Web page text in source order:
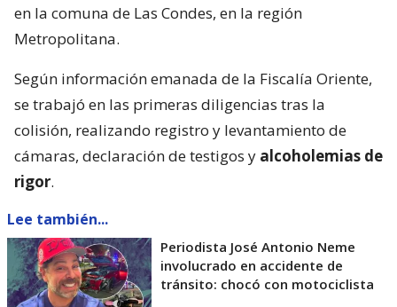
en la comuna de Las Condes, en la región
Metropolitana.
Según información emanada de la Fiscalía Oriente,
se trabajó en las primeras diligencias tras la
colisión, realizando registro y levantamiento de
cámaras, declaración de testigos y alcoholemias de
rigor.
Lee también...
Periodista José Antonio Neme
involucrado en accidente de
tránsito: chocó con motociclista